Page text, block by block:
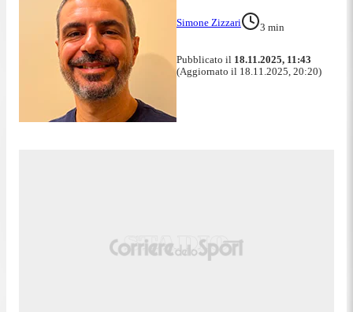
Simone Zizzari 3 min
Pubblicato il 18.11.2025, 11:43
(Aggiornato il 18.11.2025, 20:20)